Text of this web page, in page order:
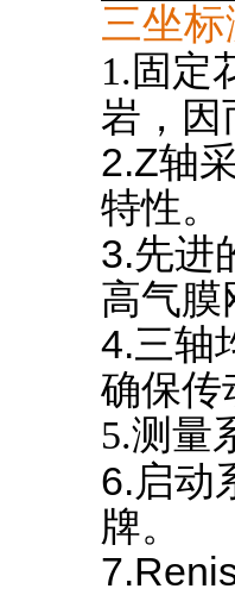
三坐
1.固定
岩，因
2.Z轴
特性。
3.先进
高气膜
4.三轴
确保传
5.测量
6.启动
牌。